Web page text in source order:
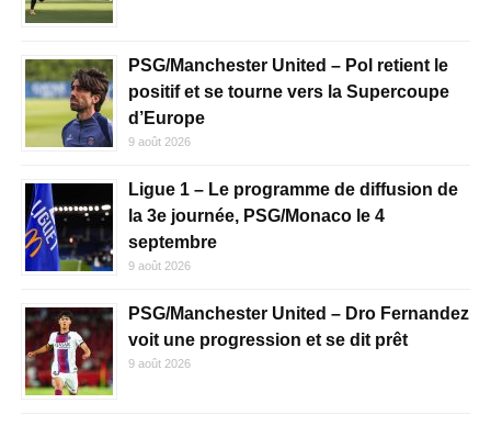
PSG/Manchester United – Pol retient le
positif et se tourne vers la Supercoupe
d’Europe
9 août 2026
Ligue 1 – Le programme de diffusion de
la 3e journée, PSG/Monaco le 4
septembre
9 août 2026
PSG/Manchester United – Dro Fernandez
voit une progression et se dit prêt
9 août 2026